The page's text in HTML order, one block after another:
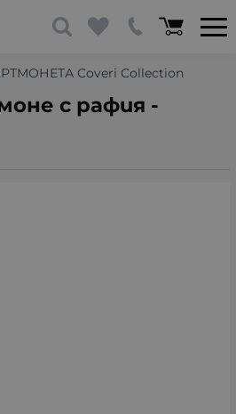
Coveri Collection
с рафия -